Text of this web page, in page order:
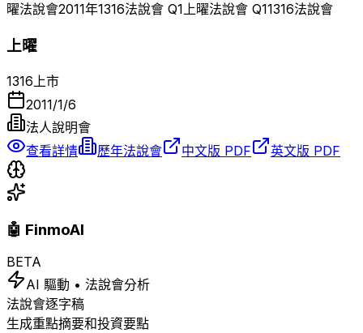
曜法說會2011年1316法說會 Q1上曜法說會 Q11316法說會
上曜
1316 上市
2011/1/6
法人說明會
查看詳情
歷年法說會 中文版 PDF 英文版 PDF
🤖 FinmoAI
BETA
AI 驅動 • 法說會分析
法說會逐字稿
生成重點摘要和投資要點